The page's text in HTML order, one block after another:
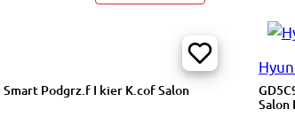
Smart Podgrz.f I kier K.cof Salon
Salon